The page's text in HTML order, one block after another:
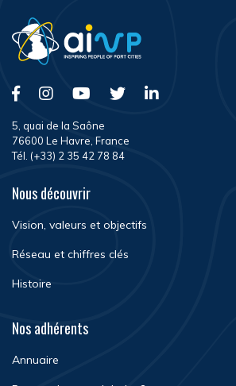
5, quai de la Saône
76600 Le Havre, France
Tél. (+33) 2 35 42 78 84
Nous découvrir
Vision, valeurs et objectifs
Réseau et chiffres clés
Histoire
Nos adhérents
Annuaire